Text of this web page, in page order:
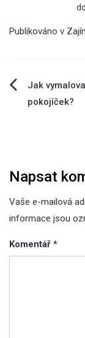
Publikováno v
Navigace
Jak
pokojíček?
Napsat
Vaše e-mailová
informace jsou
Komentář *